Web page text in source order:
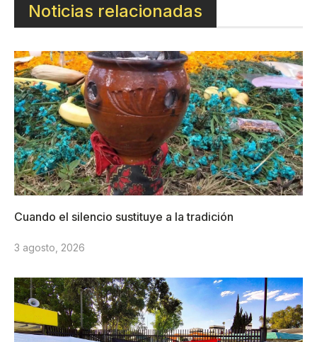
Noticias relacionadas
Cuando el silencio sustituye a la tradición
3 agosto, 2026